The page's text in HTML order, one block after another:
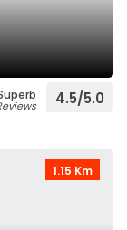
4.5/5.0
1.15 Km